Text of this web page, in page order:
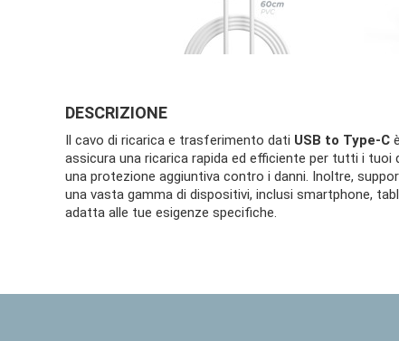
DESCRIZIONE
Il cavo di ricarica e trasferimento dati USB to Type-C
assicura una ricarica rapida ed efficiente per tutti i
una protezione aggiuntiva contro i danni. Inoltre,
una vasta gamma di dispositivi, inclusi smartphone,
adatta alle tue esigenze specifiche.